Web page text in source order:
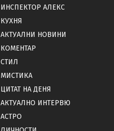
ИНСПЕКТОР АЛЕКС
КУХНЯ
АКТУАЛНИ НОВИНИ
КОМЕНТАР
СТИЛ
МИСТИКА
ЦИТАТ НА ДЕНЯ
АКТУАЛНО ИНТЕРВЮ
АСТРО